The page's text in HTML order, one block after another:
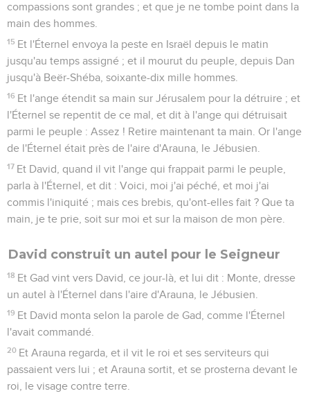
compassions sont grandes ; et que je ne tombe point dans la
main des hommes.
15 Et l'Éternel envoya la peste en Israël depuis le matin
jusqu'au temps assigné ; et il mourut du peuple, depuis Dan
jusqu'à Beër-Shéba, soixante-dix mille hommes.
16 Et l'ange étendit sa main sur Jérusalem pour la détruire ; et
l'Éternel se repentit de ce mal, et dit à l'ange qui détruisait
parmi le peuple : Assez ! Retire maintenant ta main. Or l'ange
de l'Éternel était près de l'aire d'Arauna, le Jébusien.
17 Et David, quand il vit l'ange qui frappait parmi le peuple,
parla à l'Éternel, et dit : Voici, moi j'ai péché, et moi j'ai
commis l'iniquité ; mais ces brebis, qu'ont-elles fait ? Que ta
main, je te prie, soit sur moi et sur la maison de mon père.
David construit un autel pour le Seigneur
18 Et Gad vint vers David, ce jour-là, et lui dit : Monte, dresse
un autel à l'Éternel dans l'aire d'Arauna, le Jébusien.
19 Et David monta selon la parole de Gad, comme l'Éternel
l'avait commandé.
20 Et Arauna regarda, et il vit le roi et ses serviteurs qui
passaient vers lui ; et Arauna sortit, et se prosterna devant le
roi, le visage contre terre.